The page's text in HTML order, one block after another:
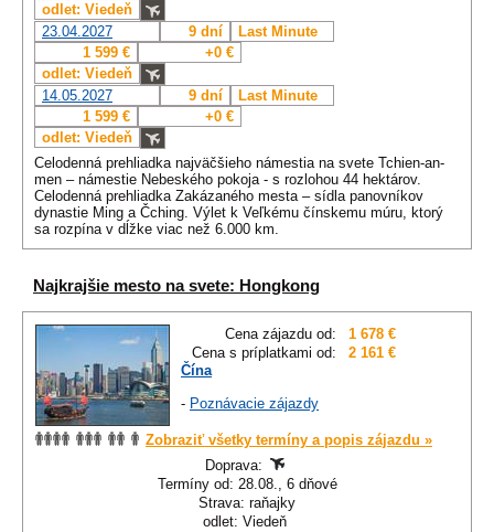
odlet: Viedeň
23.04.2027
9 dní
Last Minute
1 599 €
+0 €
odlet: Viedeň
14.05.2027
9 dní
Last Minute
1 599 €
+0 €
odlet: Viedeň
Celodenná prehliadka najväčšieho námestia na svete Tchien-an-
men – námestie Nebeského pokoja - s rozlohou 44 hektárov.
Celodenná prehliadka Zakázaného mesta – sídla panovníkov
dynastie Ming a Čching. Výlet k Veľkému čínskemu múru, ktorý
sa rozpína v dĺžke viac než 6.000 km.
Najkrajšie mesto na svete: Hongkong
Cena zájazdu od:
1 678 €
Cena s príplatkami od:
2 161 €
Čína
- Poznávacie zájazdy
Zobraziť všetky termíny a popis zájazdu »
Doprava:
Termíny od: 28.08., 6 dňové
Strava: raňajky
odlet: Viedeň